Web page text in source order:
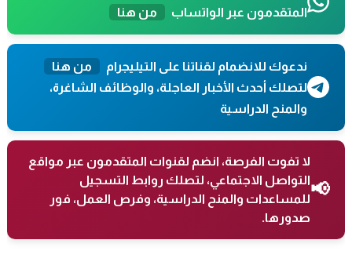
المتقدمون عبر الواتساب
من هنا
ندعوك للانضمام لقناتنا على التيليجرام
من هنا
لتصلك أحدث الأخبار العاجلة، والوظائف الشاغرة،
والمنح الدراسية
📢
لا تفوت الفرصة، انضم لقنوات المتقدمون عبر مواقع
التواصل الاجتماعي، لتصلك روابط التسجيل
للمساعدات والمنح الدراسية، وفرص العمل، فور
صدورها.